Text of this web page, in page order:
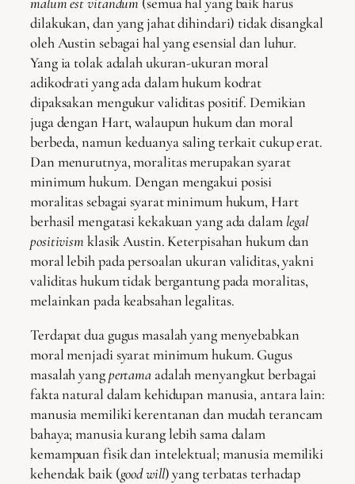
dilakukan, dan yang jahat dihindari) tidak disangkal
oleh Austin sebagai hal yang esensial dan luhur.
Yang ia tolak adalah ukuran-ukuran moral
adikodrati yang ada dalam hukum kodrat
dipaksakan mengukur validitas positif. Demikian
juga dengan Hart, walaupun hukum dan moral
berbeda, namun keduanya saling terkait cukup erat.
Dan menurutnya, moralitas merupakan syarat
minimum hukum. Dengan mengakui posisi
moralitas sebagai syarat minimum hukum, Hart
berhasil mengatasi kekakuan yang ada dalam legal
positivism klasik Austin. Keterpisahan hukum dan
moral lebih pada persoalan ukuran validitas, yakni
validitas hukum tidak bergantung pada moralitas,
melainkan pada keabsahan legalitas.
Terdapat dua gugus masalah yang menyebabkan
moral menjadi syarat minimum hukum. Gugus
masalah yangpertama adalah menyangkut berbagai
fakta natural dalam kehidupan manusia, antara lain:
manusia memiliki kerentanan dan mudah terancam
bahaya; manusia kurang lebih sama dalam
kemampuan fisik dan intelektual; manusia memiliki
kehendak baik (good will) yang terbatas terhadap